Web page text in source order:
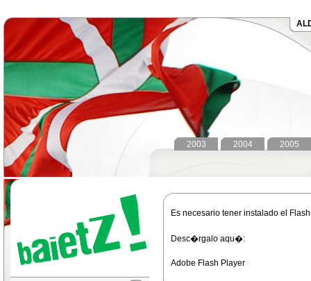
2005
2004
2003
Es necesario tener instalado el
Desc�rgalo aqu�:
Adobe Flash Player